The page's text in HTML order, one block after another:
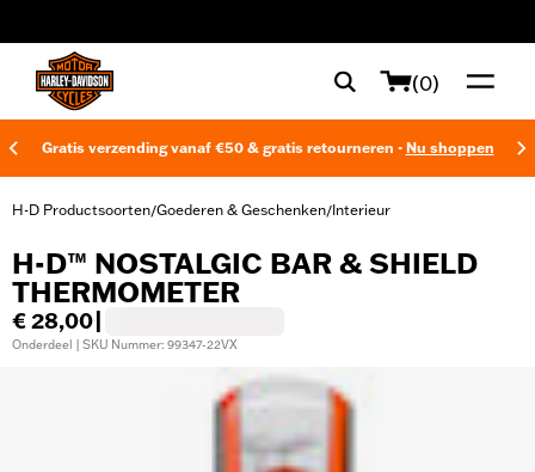
(0)
Gratis verzending vanaf €50 & gratis retourneren - Nu shoppen
H-D Productsoorten/Goederen & Geschenken/Interieur
H-D™ NOSTALGIC BAR & SHIELD
THERMOMETER
€ 28,00
Onderdeel | SKU Nummer: 99347-22VX